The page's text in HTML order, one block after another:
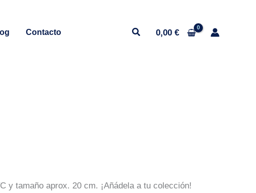
Contacto 0,00 €
y tamaño aprox. 20 cm. ¡Añádela a tu colección!